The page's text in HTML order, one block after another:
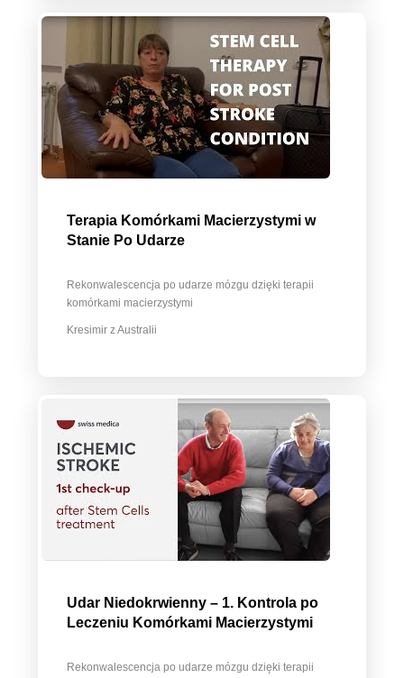
Terapia Komórkami Macierzystymi w
Stanie Po Udarze
Rekonwalescencja po udarze mózgu dzięki terapii
komórkami macierzystymi
Kresimir z Australii
Udar Niedokrwienny – 1. Kontrola po
Leczeniu Komórkami Macierzystymi
Rekonwalescencja po udarze mózgu dzięki terapii